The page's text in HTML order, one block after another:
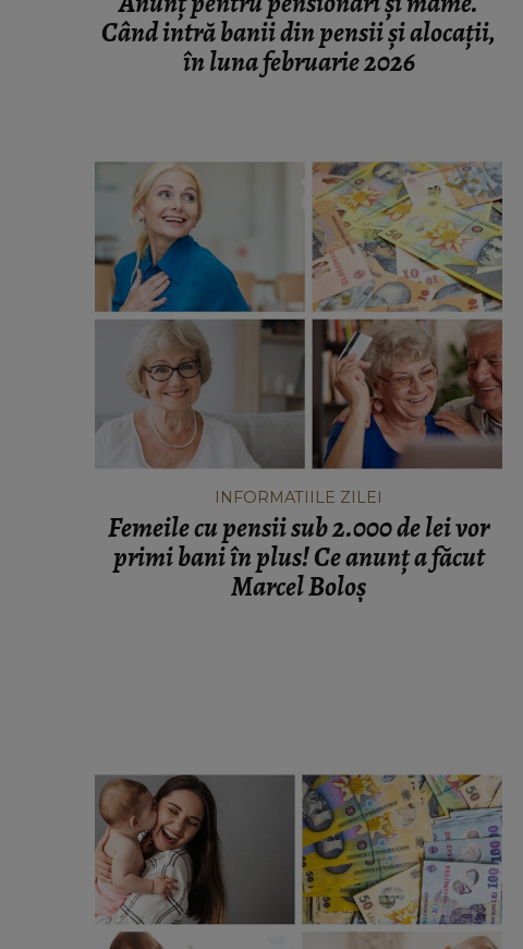
Când intră banii din pensii și alocații,
în luna februarie 2026
INFORMATIILE ZILEI
Femeile cu pensii sub 2.000 de lei vor
primi bani în plus! Ce anunț a făcut
Marcel Boloș